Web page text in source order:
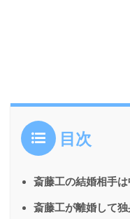
目次
斎藤工の結婚相手は
斎藤工が離婚して独